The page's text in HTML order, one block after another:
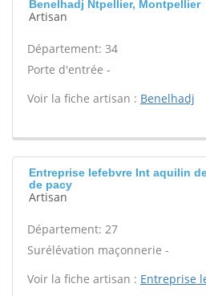
Benelhadj Ntpellier, Montpellier
Artisan
Département: 34
Porte d'entrée -
Voir la fiche artisan : Benelhadj
Entreprise lefebvre Int aquilin
de pacy
Artisan
Département: 27
Surélévation maçonnerie -
Voir la fiche artisan : Entreprise